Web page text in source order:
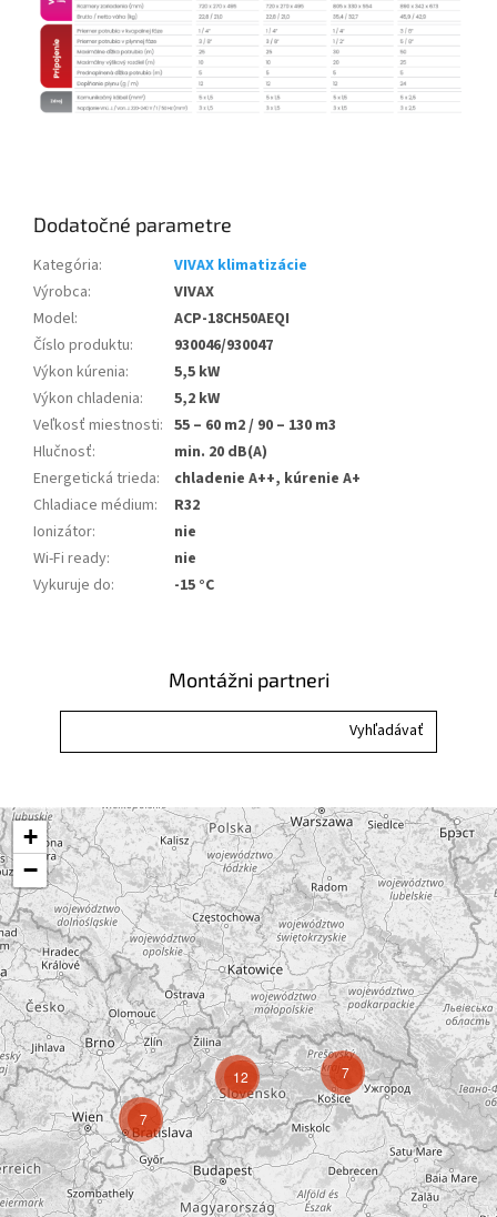
Dodatočné parametre
Kategória:
VIVAX klimatizácie
Výrobca:
VIVAX
Model:
ACP-18CH50AEQI
Číslo produktu:
930046/930047
Výkon kúrenia:
5,5 kW
Výkon chladenia:
5,2 kW
Veľkosť miestnosti: 55 – 60 m2 / 90 – 130 m3
Hlučnosť:
min. 20 dB(A)
Energetická trieda:
chladenie A++, kúrenie A+
Chladiace médium:
R32
Ionizátor:
nie
Wi-Fi ready:
nie
Vykuruje do: -15 °C
Montážni partneri
7
7
12
+
−